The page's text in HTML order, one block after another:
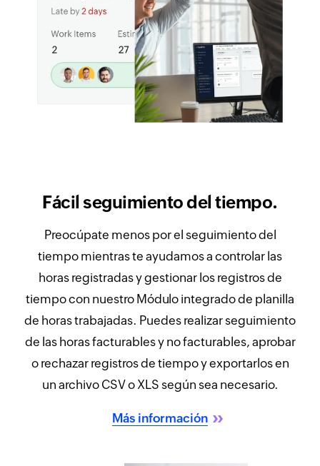
Fácil seguimiento del tiempo.
Preocúpate menos por el seguimiento del
tiempo mientras te ayudamos a controlar las
horas registradas y gestionar los registros de
tiempo con nuestro Módulo integrado de planilla
de horas trabajadas. Puedes realizar seguimiento
de las horas facturables y no facturables, aprobar
o rechazar registros de tiempo y exportarlos en
un archivo CSV o XLS según sea necesario.
Más información